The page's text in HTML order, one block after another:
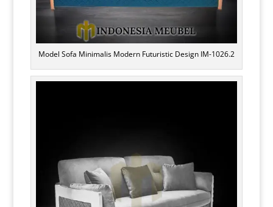
Model Sofa Minimalis Modern Futuristic Design IM-1026.2